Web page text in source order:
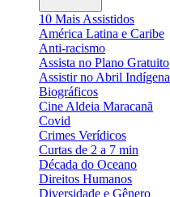
10 Mais Assistidos
América Latina e Caribe
Anti-racismo
Assista no Plano Gratuito
Assistir no Abril Indígena
Biográficos
Cine Aldeia Maracanã
Covid
Crimes Verídicos
Curtas de 2 a 7 min
Década do Oceano
Direitos Humanos
Diversidade e Gênero